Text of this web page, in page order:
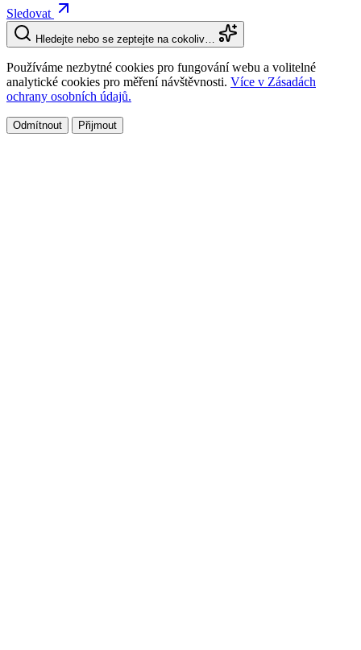
Sledovat
Hledejte nebo se zeptejte na cokoliv…
Používáme nezbytné cookies pro fungování webu a volitelné
analytické cookies pro měření návštěvnosti. Více v Zásadách
ochrany osobních údajů.
Odmítnout Přijmout